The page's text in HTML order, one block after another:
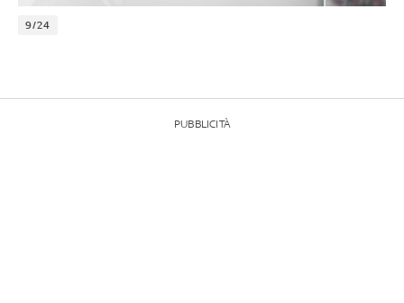
9/24
PUBBLICITÀ